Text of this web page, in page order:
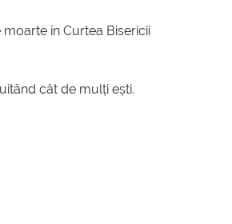
în Curtea Bisericii
cât de mulți ești.